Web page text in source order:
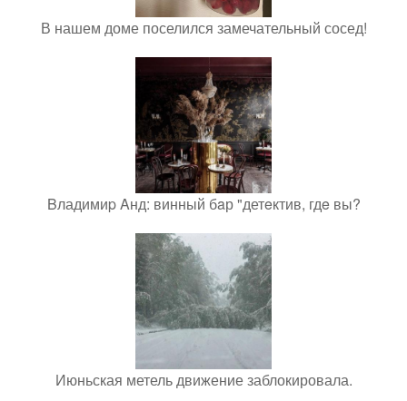
В нашем доме поселился замечательный сосед!
Bладимиp Aнд: винный бaр "детeктив, гдe вы?
Июньская метель движение заблокировала.